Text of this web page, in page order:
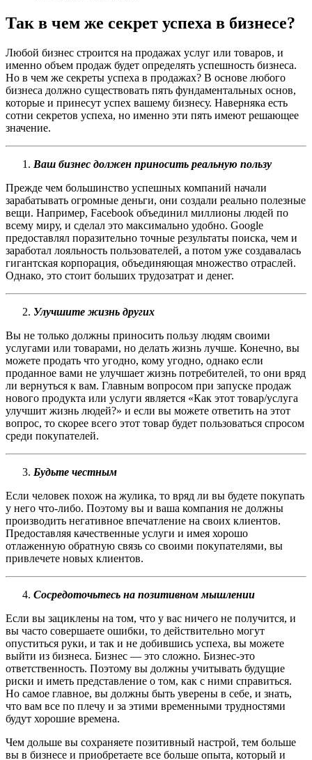
Так в чем же секрет успеха в бизнесе?
Любой бизнес строится на продажах услуг или товаров, и
именно объем продаж будет определять успешность бизнеса.
Но в чем же секреты успеха в продажах? В основе любого
бизнеса должно существовать пять фундаментальных основ,
которые и принесут успех вашему бизнесу. Наверняка есть
сотни секретов успеха, но именно эти пять имеют решающее
значение.
Ваш бизнес должен приносить реальную пользу
Прежде чем большинство успешных компаний начали
зарабатывать огромные деньги, они создали реально полезные
вещи. Например, Facebook объединил миллионы людей по
всему миру, и сделал это максимально удобно. Google
предоставлял поразительно точные результаты поиска, чем и
заработал лояльность пользователей, а потом уже создавалась
гигантская корпорация, объединяющая множество отраслей.
Однако, это стоит больших трудозатрат и денег.
Улучшите жизнь других
Вы не только должны приносить пользу людям своими
услугами или товарами, но делать жизнь лучше. Конечно, вы
можете продать что угодно, кому угодно, однако если
проданное вами не улучшает жизнь потребителей, то они вряд
ли вернуться к вам. Главным вопросом при запуске продаж
нового продукта или услуги является «Как этот товар/услуга
улучшит жизнь людей?» и если вы можете ответить на этот
вопрос, то скорее всего этот товар будет пользоваться спросом
среди покупателей.
Будьте честным
Если человек похож на жулика, то вряд ли вы будете покупать
у него что-либо. Поэтому вы и ваша компания не должны
производить негативное впечатление на своих клиентов.
Предоставляя качественные услуги и имея хорошо
отлаженную обратную связь со своими покупателями, вы
привлечете новых клиентов.
Сосредоточьтесь на позитивном мышлении
Если вы зациклены на том, что у вас ничего не получится, и
вы часто совершаете ошибки, то действительно могут
опуститься руки, и так и не добившись успеха, вы можете
выйти из бизнеса. Бизнес — это сложно. Бизнес-это
ответственность. Поэтому вы должны учитывать будущие
риски и иметь представление о том, как с ними справиться.
Но самое главное, вы должны быть уверены в себе, и знать,
что вам все по плечу и за этими временными трудностями
будут хорошие времена.
Чем дольше вы сохраняете позитивный настрой, тем больше
вы в бизнесе и приобретаете все больше опыта, который и